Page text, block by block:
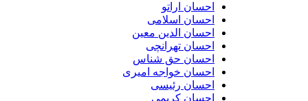
احسان اراتو
احسان اسلامی
احسان الدین معین
احسان تهرانچی
احسان حق شناس
احسان خواجه امیری
احسان رئیسی
احسان کریمی